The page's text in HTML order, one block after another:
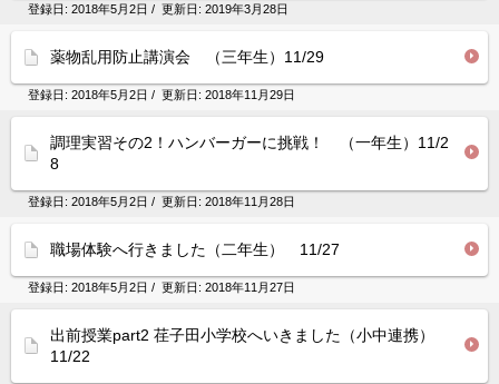
登録日: 2018年5月2日 / 更新日: 2019年3月28日
薬物乱用防止講演会 （三年生）11/29
登録日: 2018年5月2日 / 更新日: 2018年11月29日
調理実習その2！ハンバーガーに挑戦！ （一年生）11/2
8
登録日: 2018年5月2日 / 更新日: 2018年11月28日
職場体験へ行きました（二年生） 11/27
登録日: 2018年5月2日 / 更新日: 2018年11月27日
出前授業part2 荏子田小学校へいきました（小中連携）
11/22